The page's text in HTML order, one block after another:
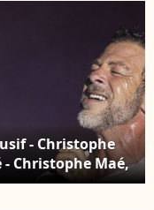
- Christophe
- Christophe Maé,
de sa